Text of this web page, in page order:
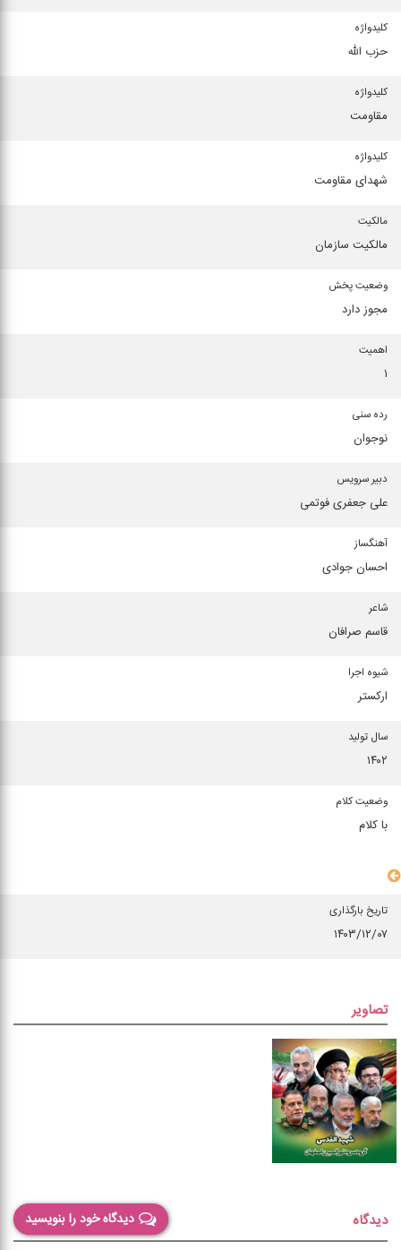
کلیدواژه
حزب الله
کلیدواژه
مقاومت
کلیدواژه
شهدای مقاومت
مالکیت
مالکیت سازمان
وضعیت پخش
مجوز دارد
اهمیت
۱
رده سنی
نوجوان
دبیر سرویس
علی جعفری فوتمی
آهنگساز
احسان جوادی
شاعر
قاسم صرافان
شیوه اجرا
ارکستر
سال تولید
۱۴۰۲
وضعیت کلام
با کلام
تاریخ بارگذاری
۱۴۰۳/۱۲/۰۷
تصاویر
دیدگاه خود را بنویسید دیدگاه